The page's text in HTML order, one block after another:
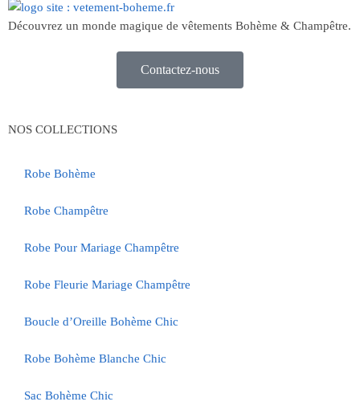
Découvrez un monde magique de vêtements Bohème & Champêtre.
Contactez-nous
NOS COLLECTIONS
Robe Bohème
Robe Champêtre
Robe Pour Mariage Champêtre
Robe Fleurie Mariage Champêtre
Boucle d’Oreille Bohème Chic
Robe Bohème Blanche Chic
Sac Bohème Chic